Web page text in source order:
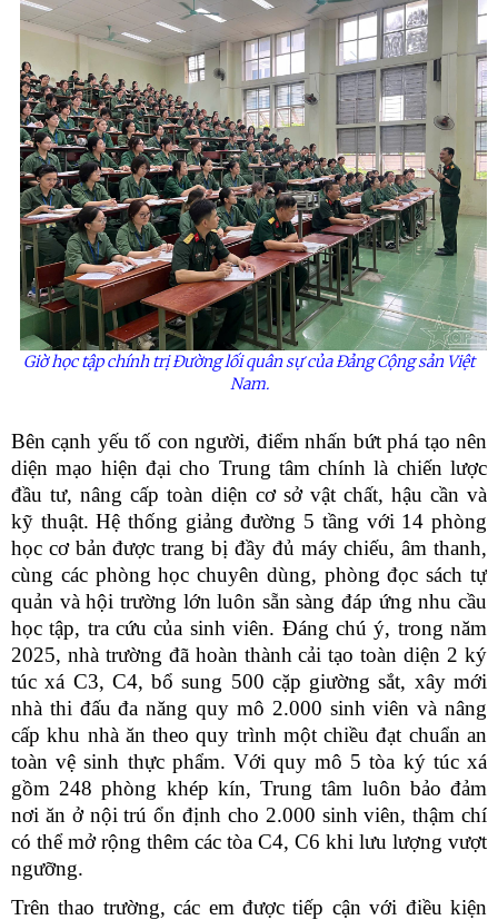
Giờ học tập chính trị Đường lối quân sự của Đảng Cộng sản Việt
Nam.
Bên cạnh yếu tố con người, điểm nhấn bứt phá tạo nên
diện mạo hiện đại cho Trung tâm chính là chiến lược
đầu tư, nâng cấp toàn diện cơ sở vật chất, hậu cần và
kỹ thuật. Hệ thống giảng đường 5 tầng với 14 phòng
học cơ bản được trang bị đầy đủ máy chiếu, âm thanh,
cùng các phòng học chuyên dùng, phòng đọc sách tự
quản và hội trường lớn luôn sẵn sàng đáp ứng nhu cầu
học tập, tra cứu của sinh viên. Đáng chú ý, trong năm
2025, nhà trường đã hoàn thành cải tạo toàn diện 2 ký
túc xá C3, C4, bổ sung 500 cặp giường sắt, xây mới
nhà thi đấu đa năng quy mô 2.000 sinh viên và nâng
cấp khu nhà ăn theo quy trình một chiều đạt chuẩn an
toàn vệ sinh thực phẩm. Với quy mô 5 tòa ký túc xá
gồm 248 phòng khép kín, Trung tâm luôn bảo đảm
nơi ăn ở nội trú ổn định cho 2.000 sinh viên, thậm chí
có thể mở rộng thêm các tòa C4, C6 khi lưu lượng vượt
ngưỡng.
Trên thao trường, các em được tiếp cận với điều kiện